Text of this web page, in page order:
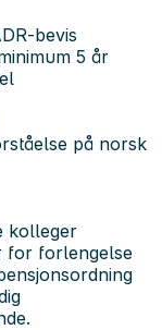
bevis
5 år
på norsk
kolleger
for forlengelse